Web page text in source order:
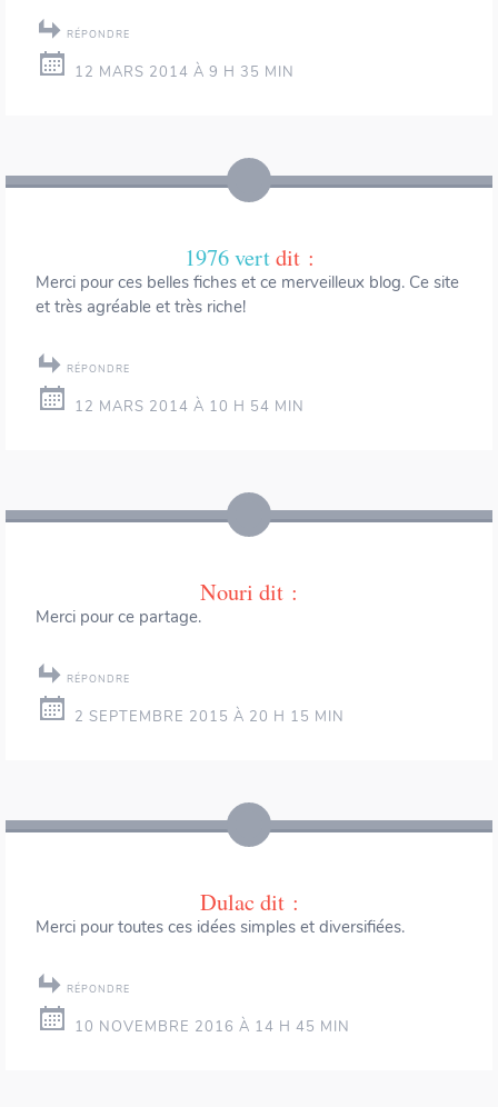
RÉPONDRE
12 MARS 2014 À 9 H 35 MIN
1976 vertdit :
Merci pour ces belles fiches et ce merveilleux blog. Ce site
et très agréable et très riche!
RÉPONDRE
12 MARS 2014 À 10 H 54 MIN
Nouri dit :
Merci pour ce partage.
RÉPONDRE
2 SEPTEMBRE 2015 À 20 H 15 MIN
Dulac dit :
Merci pour toutes ces idées simples et diversifiées.
RÉPONDRE
10 NOVEMBRE 2016 À 14 H 45 MIN